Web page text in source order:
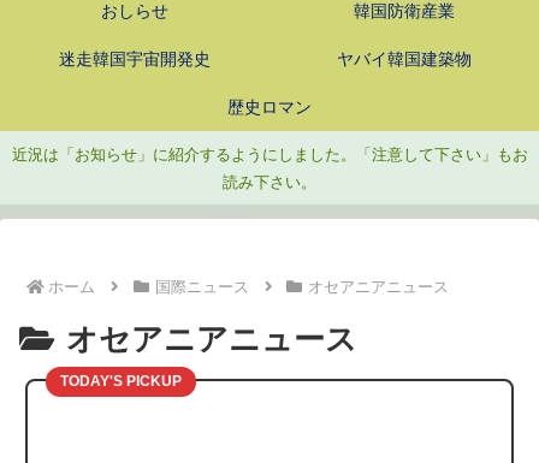
おしらせ 韓国防衛産業
迷走韓国宇宙開発史 ヤバイ韓国建築物
歴史ロマン
近況は「お知らせ」に紹介するようにしました。「注意して下さい」もお
読み下さい。
ホーム 国際ニュース オセアニアニュース
オセアニアニュース
TODAY'S PICKUP